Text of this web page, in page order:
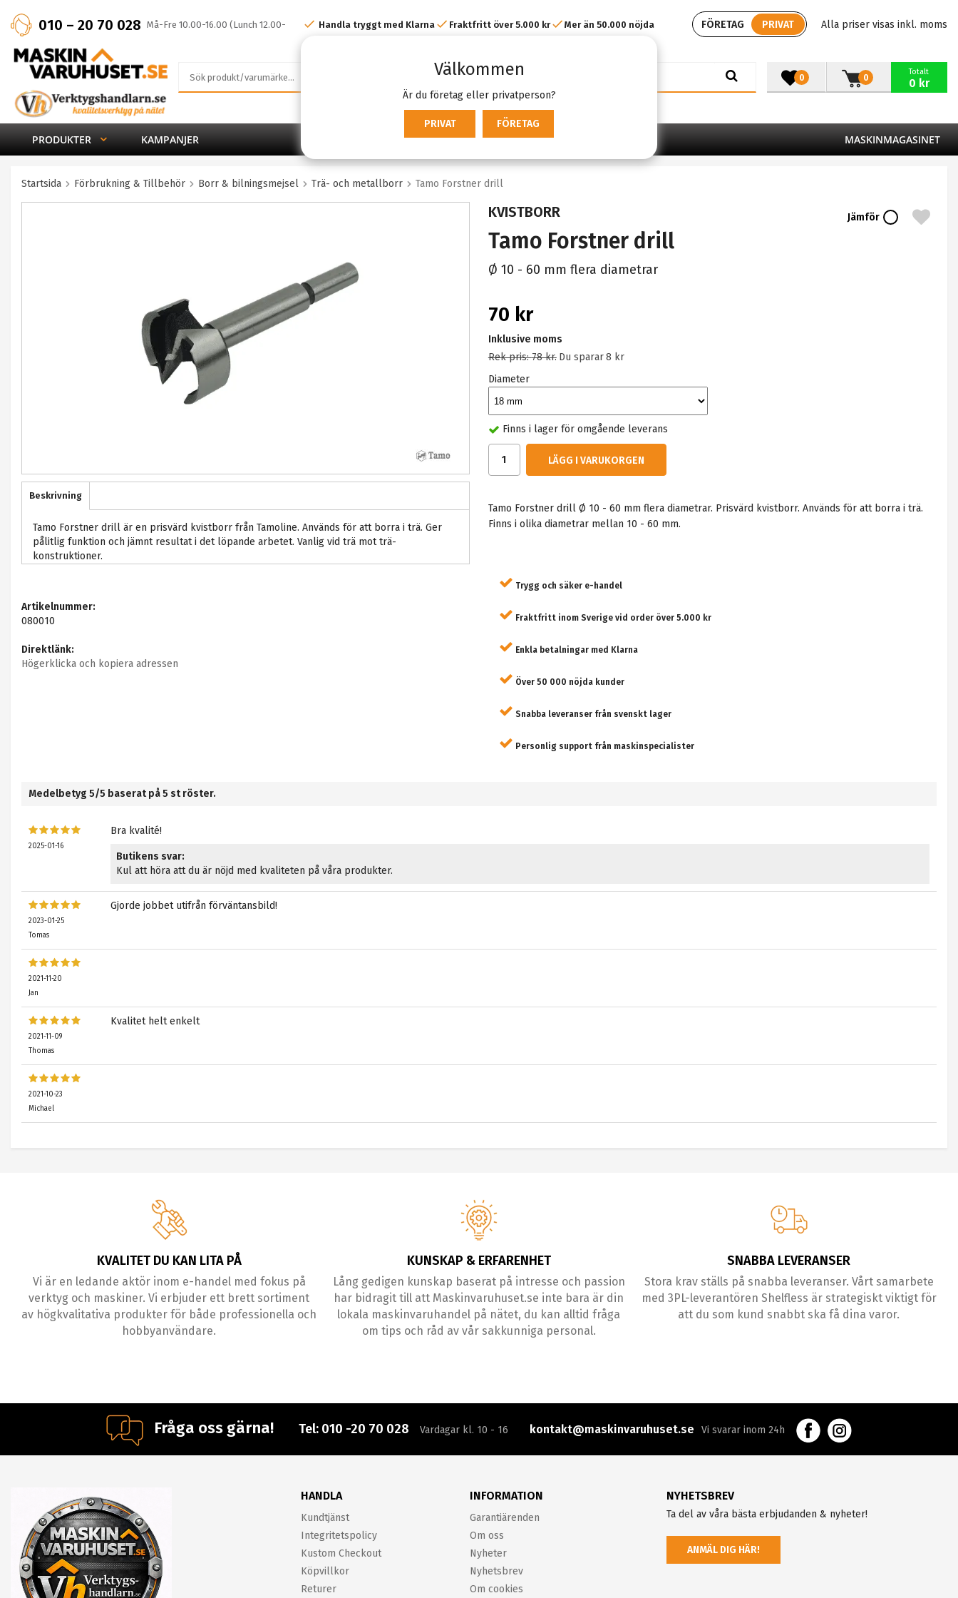
Välkommen
Är du företag eller privatperson?
PRIVAT FÖRETAG
010 – 20 70 028 Må-Fre 10.00-16.00 (Lunch 12.00-
13.00)
FÖRETAG PRIVAT Alla priser visas inkl. moms
Handla tryggt med Klarna Fraktfritt över 5.000 kr Mer än 50.000 nöjda
0
Totalt
0 kr
0
PRODUKTER KAMPANJER MASKINMAGASINET
Startsida Förbrukning & Tillbehör Borr & bilningsmejsel Trä- och metallborr Tamo Forstner drill
KVISTBORR
Tamo Forstner drill
Ø 10 - 60 mm flera diametrar
Jämför
70 kr
Inklusive moms
Rek pris:78 kr. Du sparar8 kr
Diameter
Finns i lager för omgående leverans
LÄGG I VARUKORGEN
Tamo Forstner drill Ø 10 - 60 mm flera diametrar. Prisvärd kvistborr. Används för att borra i trä.
Finns i olika diametrar mellan 10 - 60 mm.
Trygg och säker e-handel
Fraktfritt inom Sverige vid order över 5.000 kr
Enkla betalningar med Klarna
Över 50 000 nöjda kunder
Snabba leveranser från svenskt lager
Personlig support från maskinspecialister
Beskrivning
Tamo Forstner drill är en prisvärd kvistborr från Tamoline. Används för att borra i trä. Ger
pålitlig funktion och jämnt resultat i det löpande arbetet. Vanlig vid trä mot trä-
konstruktioner.
Artikelnummer:
080010
Direktlänk:
Högerklicka och kopiera adressen
Medelbetyg 5/5 baserat på5 st röster.
2025-01-16
Bra kvalité!
Butikens svar:
Kul att höra att du är nöjd med kvaliteten på våra produkter.
2023-01-25
Tomas
Gjorde jobbet utifrån förväntansbild!
2021-11-20
Jan
2021-11-09
Thomas
Kvalitet helt enkelt
2021-10-23
Michael
KVALITET DU KAN LITA PÅ
Vi är en ledande aktör inom e-handel med fokus på
verktyg och maskiner. Vi erbjuder ett brett sortiment
av högkvalitativa produkter för både professionella och
hobbyanvändare.
KUNSKAP & ERFARENHET
Lång gedigen kunskap baserat på intresse och passion
har bidragit till att Maskinvaruhuset.se inte bara är din
lokala maskinvaruhandel på nätet, du kan alltid fråga
om tips och råd av vår sakkunniga personal.
SNABBA LEVERANSER
Stora krav ställs på snabba leveranser. Vårt samarbete
med 3PL-leverantören Shelfless är strategiskt viktigt för
att du som kund snabbt ska få dina varor.
Fråga oss gärna! Tel: 010 -20 70 028 Vardagar kl. 10 - 16 kontakt@maskinvaruhuset.se Vi svarar inom 24h
HANDLA
Kundtjänst
Integritetspolicy
Kustom Checkout
Köpvillkor
Returer
INFORMATION
Garantiärenden
Om oss
Nyheter
Nyhetsbrev
Om cookies
NYHETSBREV
Ta del av våra bästa erbjudanden & nyheter!
ANMÄL DIG HÄR!